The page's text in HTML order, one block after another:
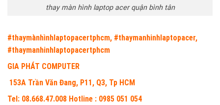
thay màn hình laptop acer quận bình tân
#thaymànhìnhlaptopacertphcm, #thaymanhinhlaptopacer,
#thaymanhinhlaptopacertphcm
GIA PHÁT COMPUTER
153A Trần Văn Đang, P11, Q3, Tp HCM
Tel: 08.668.47.008 Hotline : 0985 051 054